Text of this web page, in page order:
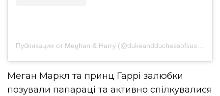
Меган Маркл та принц Гаррі залюбки
позували папараці та активно спілкувалися